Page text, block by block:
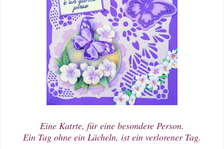
Eine Katrte, für eine besondere Person.
Ein Tag ohne ein Lächeln, ist ein verlorener Tag.